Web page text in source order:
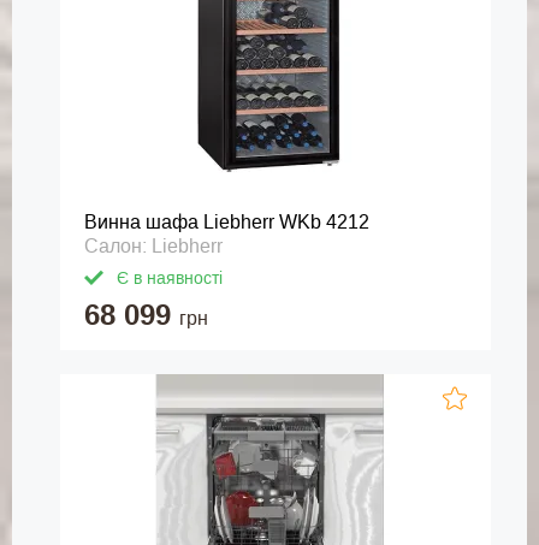
Винна шафа Liebherr WKb 4212
Салон: Liebherr
Є в наявності
68 099 грн